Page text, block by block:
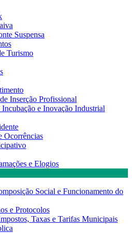
Suspensa
Turismo
Inserção Profissional
e Inovação Industrial
Ocorrências
e Elogios
Social e Funcionamento do
e Protocolos
Taxas e Tarifas Municipais